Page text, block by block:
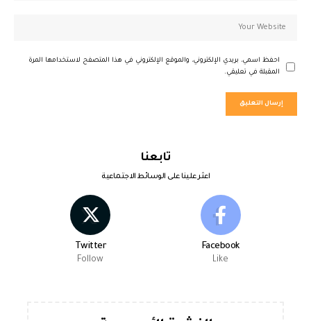
احفظ اسمي، بريدي الإلكتروني، والموقع الإلكتروني في هذا المتصفح لاستخدامها المرة
المقبلة في تعليقي.
تابعنا
اعثر علينا على الوسائط الاجتماعية
Facebook
Like
Twitter
Follow